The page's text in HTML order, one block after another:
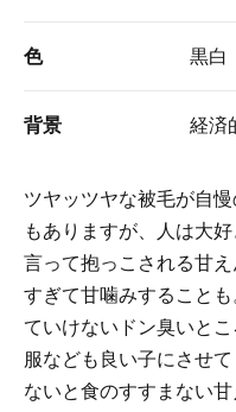
色 黒白
背景 経済
ツヤッツヤな被毛が自
もありますが、人は大
言って抱っこされる甘
すぎて甘噛みすること
ていけないドン臭いと
服なども良い子にさせ
ないと食のすすまない